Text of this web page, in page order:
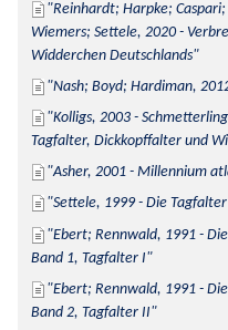
Reinhardt; Harpke;
Wiemers; Settele, 2020 -
Widderchen Deutschlands
Nash; Boyd; Hardiman,
Kolligs, 2003 -
Tagfalter, Dickkopffalter und
Asher, 2001 - Millennium
Settele, 1999 - Die
Ebert; Rennwald, 1991 -
Band 1, Tagfalter I
Ebert; Rennwald, 1991 -
Band 2, Tagfalter II